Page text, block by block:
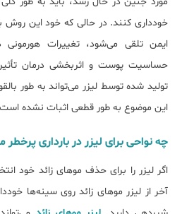
خودداری کنند. در حالی که خود این روش به
ایمن تلقی می‌شود، تغییرات هورمونی
حساسیت پوست و اثربخشی درمان تأثیر
تولید شده توسط لیزر می‌تواند به طور
این موضوع به طور قطعی اثبات نشده
چه نواحی ﺑﺮای لیزر در ﺑﺎرداری
اگر لیزر را برای حذف موهای زائد خود
آخر از لیزر موهای زائد روی سینه‌ها